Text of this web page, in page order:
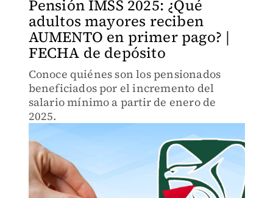
Pensión IMSS 2025: ¿Qué
adultos mayores reciben
AUMENTO en primer pago? |
FECHA de depósito
Conoce quiénes son los pensionados
beneficiados por el incremento del
salario mínimo a partir de enero de
2025.